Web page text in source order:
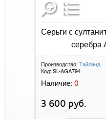
Серьги с
серебра
Производство: Тайланд
Код: SL-AGA794
Наличие: 0
3 600 руб.